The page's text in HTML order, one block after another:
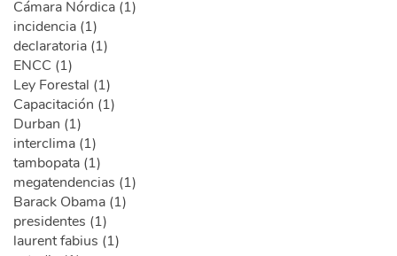
Cámara Nórdica (1)
incidencia (1)
declaratoria (1)
ENCC (1)
Ley Forestal (1)
Capacitación (1)
Durban (1)
interclima (1)
tambopata (1)
megatendencias (1)
Barack Obama (1)
presidentes (1)
laurent fabius (1)